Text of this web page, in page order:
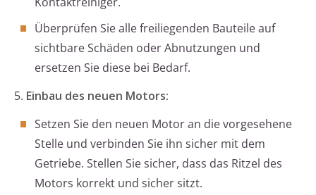
Überprüfen Sie alle freiliegenden Bauteile auf
sichtbare Schäden oder Abnutzungen und
ersetzen Sie diese bei Bedarf.
5. Einbau des neuen Motors:
Setzen Sie den neuen Motor an die vorgesehene
Stelle und verbinden Sie ihn sicher mit dem
Getriebe. Stellen Sie sicher, dass das Ritzel des
Motors korrekt und sicher sitzt.